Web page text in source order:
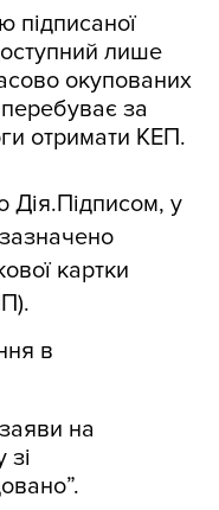
підписаної
лише
окупованих
за
отримати КЕП.
Дія.Підписом, у
картки
в
на
зі